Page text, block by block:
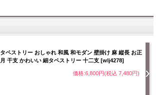
タペストリー おしゃれ 和風 和モダン 壁掛け 麻 縦長 お正
月 干支 かわいい 細タペストリー 十二支 [wlj4278]
価格:6,800円(税込 7,480円)